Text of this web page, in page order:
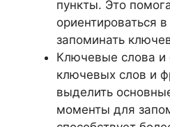
пункты. Это
ориентироваться
запоминать
Ключевые слова
ключевых слов и
выделить
моменты для